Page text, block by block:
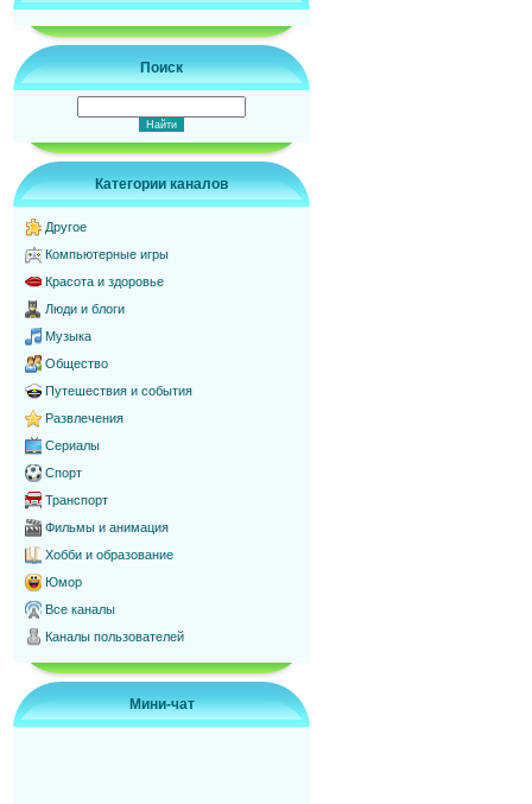
Поиск
Категории каналов
Другое
Компьютерные игры
Красота и здоровье
Люди и блоги
Музыка
Общество
Путешествия и события
Развлечения
Сериалы
Спорт
Транспорт
Фильмы и анимация
Хобби и образование
Юмор
Все каналы
Каналы пользователей
Мини-чат